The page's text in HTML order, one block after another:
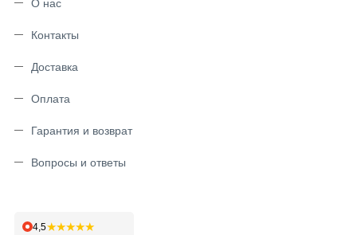
О нас
Контакты
Доставка
Оплата
Гарантия и возврат
Вопросы и ответы
4,5★★★★★